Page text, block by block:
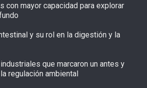
con mayor capacidad para explorar
y su rol en la digestión y la
que marcaron un antes y
regulación ambiental